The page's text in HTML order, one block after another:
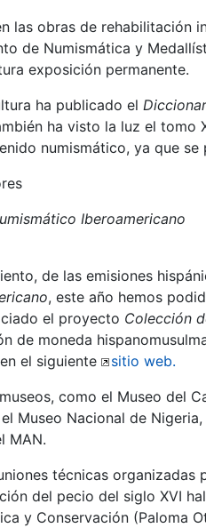
las obras de rehabilitación
de Numismática y
exposición permanente.
ha publicado el
ha visto la luz el tomo
numismático, ya que
Iberoamericano
de las emisiones
, este año hemos
el proyecto Colección
de moneda
el siguiente
sitio web.
como el Museo del
Museo Nacional de
MAN.
técnicas
del pecio del siglo XVI
y Conservación (Paloma